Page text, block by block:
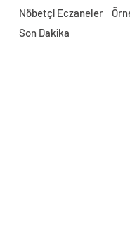
Nöbetçi Eczaneler
Son Dakika